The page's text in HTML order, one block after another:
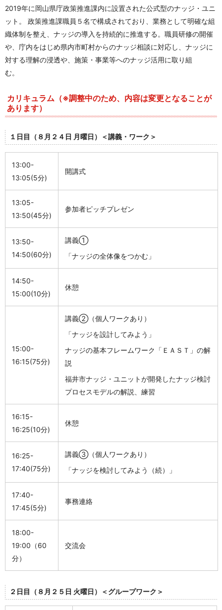
2019年に岡山県庁政策推進課内に設置された公式型のナッジ・ユニ
ット。 政策推進課職員５名で構成されており、業務として明確な組
織体制を整え、ナッジの導入を持続的に推進する。職員研修の開催
や、庁内をはじめ県内市町村からのナッジ相談に対応し、ナッジに
対する理解の浸透や、施策・事業等へのナッジ活用に取り組
む。
カリキュラム（※調整中のため、内容は変更となることが
あります）
１日目（８月２４日 月曜日）＜講義・ワーク＞
13:00-
13:05(5分)
開講式
13:05-
13:50(45分)
参加者ピッチプレゼン
13:50-
14:50(60分)
講義①
「ナッジの全体像をつかむ」
14:50-
15:00(10分)
休憩
15:00-
16:15(75分)
講義②（個人ワークあり）
「ナッジを設計してみよう」
ナッジの基本フレームワーク「ＥＡＳＴ」の解
説
福井市ナッジ・ユニットが開発したナッジ検討
プロセスモデルの解説、練習
16:15-
16:25(10分)
休憩
16:25-
17:40(75分)
講義③（個人ワークあり）
「ナッジを検討してみよう（続）」
17:40-
17:45(5分)
事務連絡
18:00-
19:00（60
分）
交流会
２日目（８月２５日 火曜日）＜グループワーク＞